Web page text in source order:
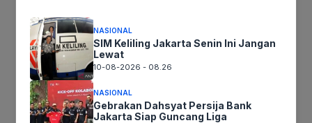
NASIONAL
SIM Keliling Jakarta Senin Ini Jangan
Lewat
10-08-2026 - 08.26
NASIONAL
Gebrakan Dahsyat Persija Bank
Jakarta Siap Guncang Liga